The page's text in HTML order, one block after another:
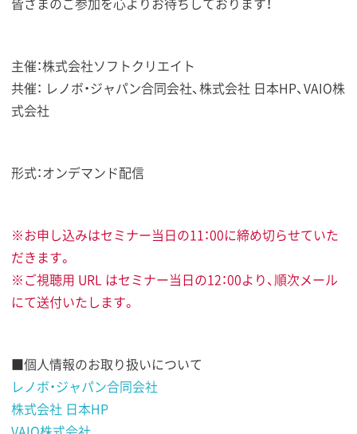
主催：株式会社ソフトクリエイト
共催： レノボ・ジャパン合同会社、株式会社 日本HP、VAIO株
式会社
形式：オンデマンド配信
※お申し込みはセミナー当日の11：00に締め切らせていた
だきます。
※ご視聴用 URL はセミナー当日の12：00より、順次メール
にて送付いたします。
■個人情報のお取り扱いについて
レノボ・ジャパン合同会社
株式会社 日本HP